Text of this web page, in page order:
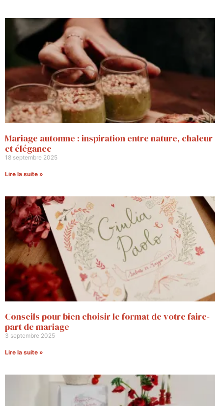
Mariage automne : inspiration entre nature, chaleur
et élégance
18 septembre 2025
Lire la suite »
Conseils pour bien choisir le format de votre faire-
part de mariage
3 septembre 2025
Lire la suite »